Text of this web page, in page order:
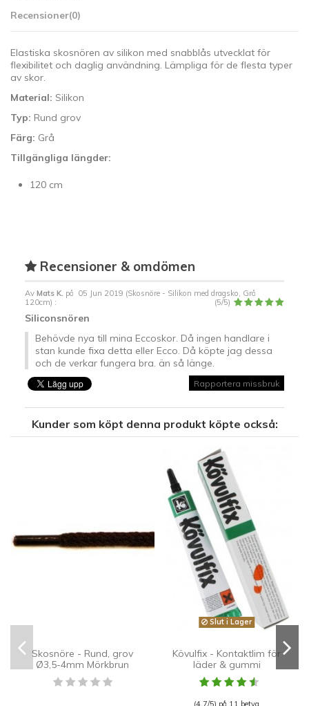
Recensioner(0)
Elastiska skosnören av silikon med snabblås utvecklat för
flexibilitet och daglig användning. Lämpliga för de flesta typer
av skor.
Material: Silikon
Typ: Rund grov
Färg: Grå
Tillgängliga längder:
120 cm
Recensioner & omdömen
Av Mats K. på 05 Jun 2019 (Skosnöre - Silikon med dragsko, Grå
120cm) : (5/5)
Siliconsnören
Behövde nya till mina Eccoskor. Då ingen handlare i
stan kunde fixa detta eller Ecco. Då köpte jag dessa
och de verkar fungera bra. än så länge.
Rapportera missbruk
Kunder som köpt denna produkt köpte också:
Skosnöre - Rund, grov
Ø3,5-4mm Mörkbrun
Slut i Lager
Kövulfix - Kontaktlim för
läder & gummi